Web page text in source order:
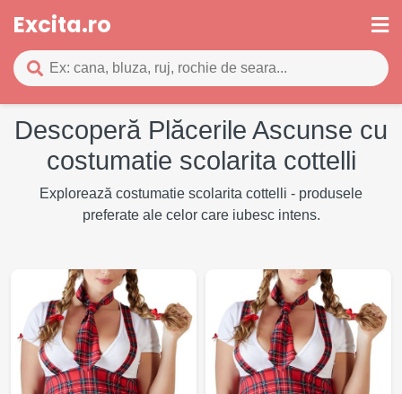
Excita.ro
Descoperă Plăcerile Ascunse cu
costumatie scolarita cottelli
Explorează costumatie scolarita cottelli - produsele
preferate ale celor care iubesc intens.